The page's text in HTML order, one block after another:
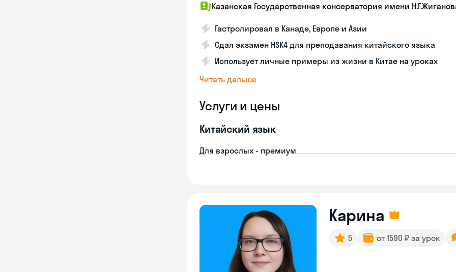
Казанская Государственная консерватория имени
Гастролировал в Канаде, Европе и Азии
Сдал экзамен HSK4 для преподавания китайского языка
Использует личные примеры из жизни в Китае на уроках
Читать дальше
Услуги и цены
Китайский язык
Для взрослых - премиум
Карина
5 от 1590 ₽ за урок